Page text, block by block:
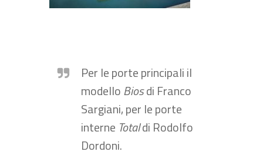
Per le porte principali il
modelloBiosdi Franco
Sargiani, per le porte
interne Totaldi Rodolfo
Dordoni.